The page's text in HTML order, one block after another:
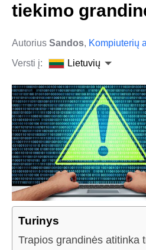
tiekimo
Autorius Sandos, Kompiuterių
Versti į:
Lietuvių
Turinys
Trapios grandinės atitinka